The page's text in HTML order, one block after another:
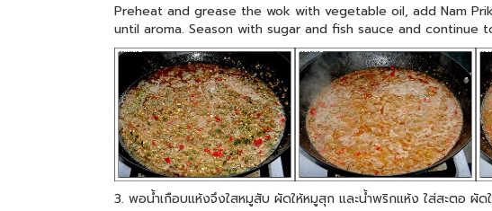
Preheat and grease the wok with vegetable oil, add Nam
until aroma. Season with sugar and fish sauce and continue
3. พอน้ำเกือบแห้งจึงใสหมูสับ ผัดให้หมูสุก และน้ำพริกแห้ง ใส่สะตอ ผัด